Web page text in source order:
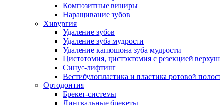
Композитные виниры
Наращивание зубов
Хирургия
Удаление зубов
Удаление зуба мудрости
Удаление капюшона зуба мудрости
Цистотомия, цистэктомия с резекцией
Синус-лифтинг
Вестибулопластика и пластика ротовой
Ортодонтия
Брекет-системы
Лингвальные брекеты